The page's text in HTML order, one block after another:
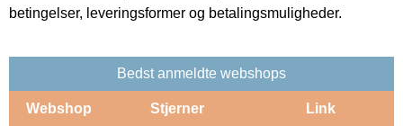
betingelser, leveringsformer og betalingsmuligheder.
Bedst anmeldte webshops
Webshop Stjerner Link